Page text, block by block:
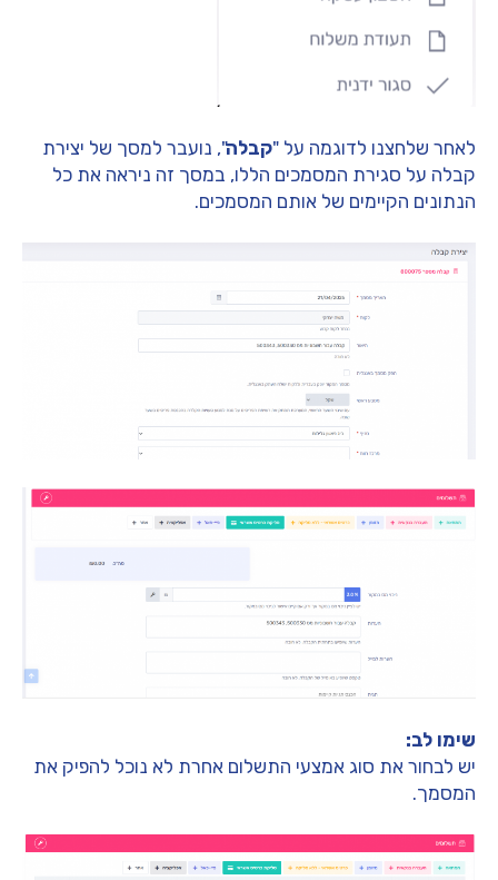
לאחר שלחצנו לדוגמה על "קבלה", נועבר למסך של יצירת
קבלה על סגירת המסמכים הללו, במסך זה ניראה את כל
הנתונים הקיימים של אותם המסמכים.
שימו לב:
יש לבחור את סוג אמצעי התשלום אחרת לא נוכל להפיק את
המסמך.